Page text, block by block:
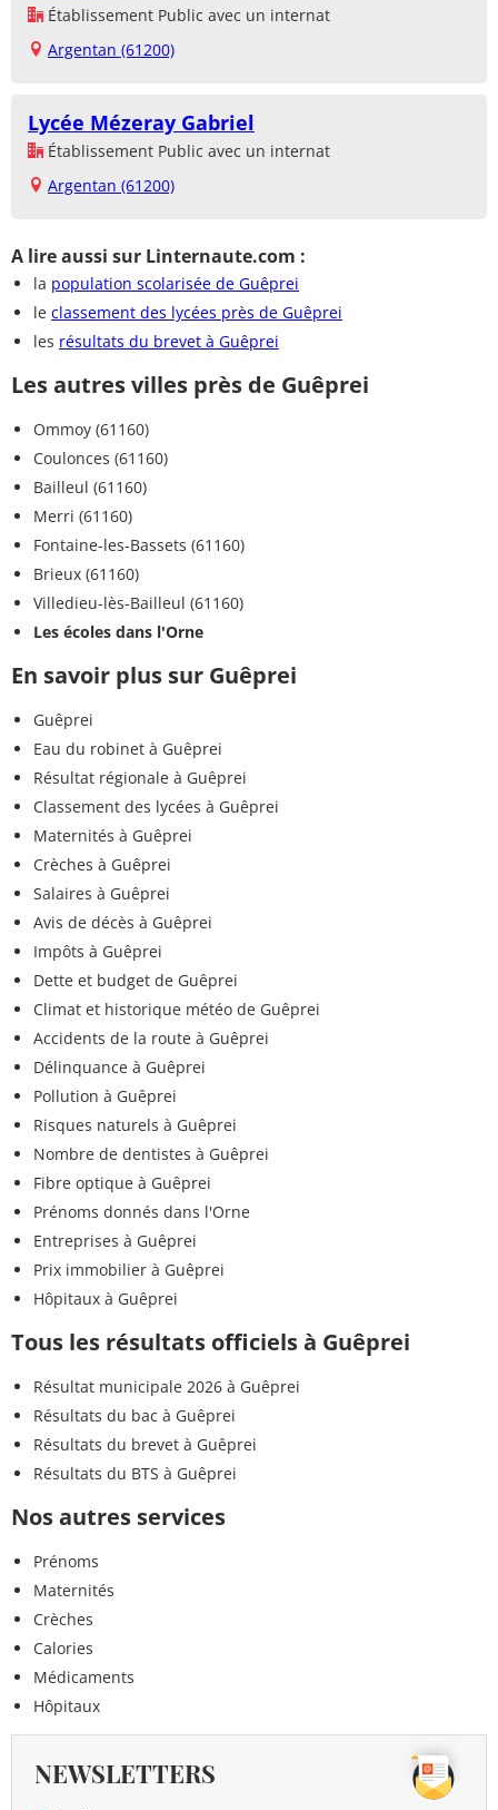
Établissement Public avec un internat
Argentan (61200)
Lycée Mézeray Gabriel
Établissement Public avec un internat
Argentan (61200)
A lire aussi sur Linternaute.com :
la population scolarisée de Guêprei
le classement des lycées près de Guêprei
les résultats du brevet à Guêprei
Les autres villes près de Guêprei
Ommoy (61160)
Coulonces (61160)
Bailleul (61160)
Merri (61160)
Fontaine-les-Bassets (61160)
Brieux (61160)
Villedieu-lès-Bailleul (61160)
Les écoles dans l'Orne
En savoir plus sur Guêprei
Guêprei
Eau du robinet à Guêprei
Résultat régionale à Guêprei
Classement des lycées à Guêprei
Maternités à Guêprei
Crèches à Guêprei
Salaires à Guêprei
Avis de décès à Guêprei
Impôts à Guêprei
Dette et budget de Guêprei
Climat et historique météo de Guêprei
Accidents de la route à Guêprei
Délinquance à Guêprei
Pollution à Guêprei
Risques naturels à Guêprei
Nombre de dentistes à Guêprei
Fibre optique à Guêprei
Prénoms donnés dans l'Orne
Entreprises à Guêprei
Prix immobilier à Guêprei
Hôpitaux à Guêprei
Tous les résultats officiels à Guêprei
Résultat municipale 2026 à Guêprei
Résultats du bac à Guêprei
Résultats du brevet à Guêprei
Résultats du BTS à Guêprei
Nos autres services
Prénoms
Maternités
Crèches
Calories
Médicaments
Hôpitaux
NEWSLETTERS